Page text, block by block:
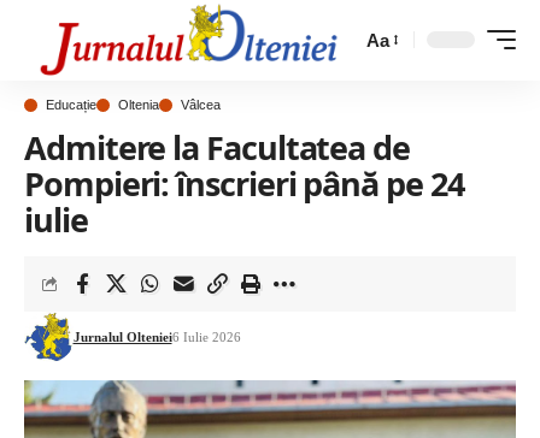
Aa
Educație Oltenia Vâlcea
Admitere la Facultatea de
Pompieri: înscrieri până pe 24
iulie
Jurnalul Olteniei6 Iulie 2026